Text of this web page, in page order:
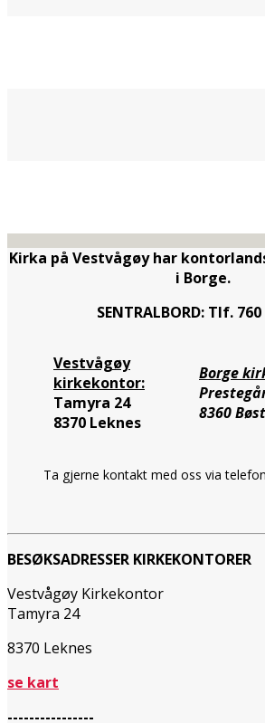
Kirka på Vestvågøy har
i Borge.
SENTRALBORD: Tlf.
Vestvågøy
kirkekontor:
Tamyra 24
8370 Leknes
Borge
8360
Ta gjerne kontakt med oss via
BESØKSADRESSER KIRKEKONTORER
Vestvågøy Kirkekontor
Tamyra 24
8370 Leknes
se kart
----------------